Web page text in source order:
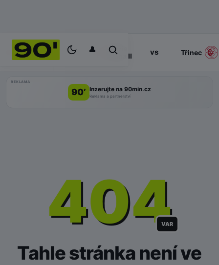
👤
PROGRAM 17:00
Slavia
Praha II
vs Třinec
REKLAMA
90’ Inzerujte na 90min.cz
Reklama a partnerství
404
VAR
Tahle stránka není ve